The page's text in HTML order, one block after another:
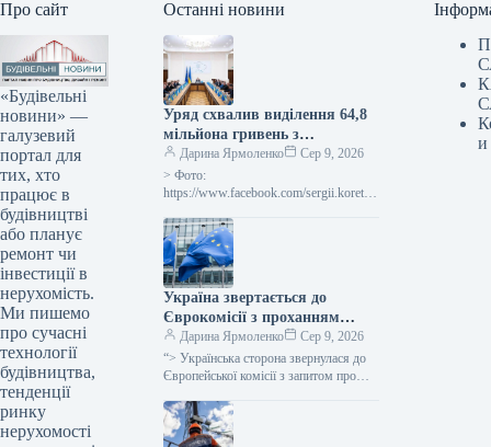
Про сайт
«Будівельні
новини» —
галузевий
портал для
тих, хто
працює в
будівництві
або планує
ремонт чи
інвестиції в
нерухомість.
Ми пишемо
про сучасні
технології
будівництва,
тенденції
ринку
нерухомості
Останні новини
Уряд схвалив виділення 64,8
мільйона гривень з
державного бюджету для
відновлювальних робіт та
подолання наслідків війни.
Дарина Ярмоленко
Сер 9, 2026
> Фото:
https://www.facebook.com/sergii.koretsk
виділення коштів, запланованих у
державному бюджеті на 2026 рік для
фінансування регіональної політики,
з…
Україна звертається до
Єврокомісії з проханням
надати 220 мільйонів євро для
допомоги
сільськогосподарським
заблоковані порти.
Дарина Ярмоленко
Сер 9, 2026
“> Українська сторона звернулася до
Європейської комісії з запитом про
безповоротної фінансової допомоги.
Ця…
и